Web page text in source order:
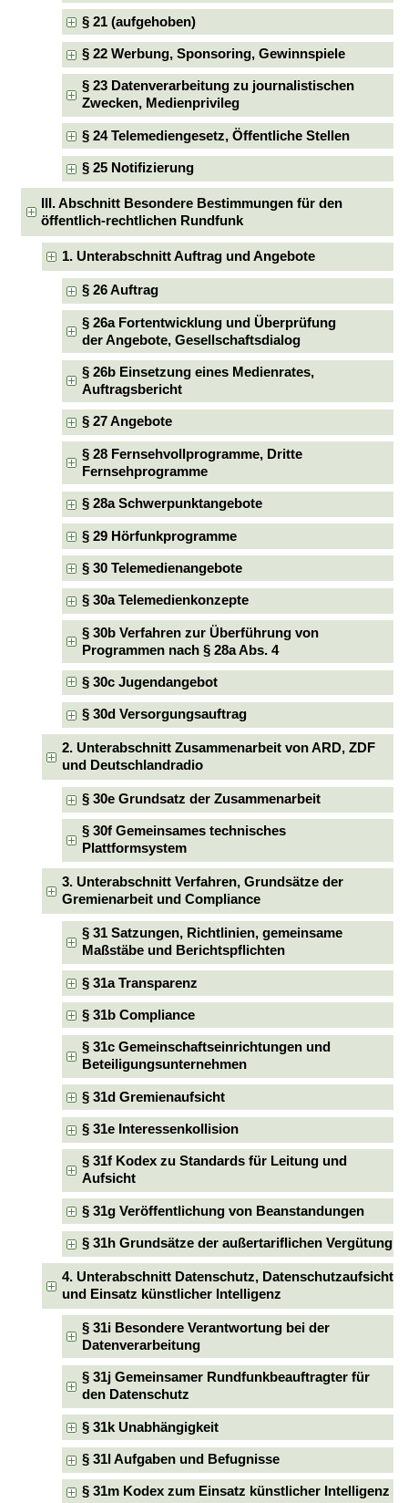
§ 21 (aufgehoben)
§ 22 Werbung, Sponsoring, Gewinnspiele
§ 23 Datenverarbeitung zu journalistischen
Zwecken, Medienprivileg
§ 24 Telemediengesetz, Öffentliche Stellen
§ 25 Notifizierung
III. Abschnitt Besondere Bestimmungen für den
öffentlich-rechtlichen Rundfunk
1. Unterabschnitt Auftrag und Angebote
§ 26 Auftrag
§ 26a Fortentwicklung und Überprüfung
der Angebote, Gesellschaftsdialog
§ 26b Einsetzung eines Medienrates,
Auftragsbericht
§ 27 Angebote
§ 28 Fernsehvollprogramme, Dritte
Fernsehprogramme
§ 28a Schwerpunktangebote
§ 29 Hörfunkprogramme
§ 30 Telemedienangebote
§ 30a Telemedienkonzepte
§ 30b Verfahren zur Überführung von
Programmen nach § 28a Abs. 4
§ 30c Jugendangebot
§ 30d Versorgungsauftrag
2. Unterabschnitt Zusammenarbeit von ARD, ZDF
und Deutschlandradio
§ 30e Grundsatz der Zusammenarbeit
§ 30f Gemeinsames technisches
Plattformsystem
3. Unterabschnitt Verfahren, Grundsätze der
Gremienarbeit und Compliance
§ 31 Satzungen, Richtlinien, gemeinsame
Maßstäbe und Berichtspflichten
§ 31a Transparenz
§ 31b Compliance
§ 31c Gemeinschaftseinrichtungen und
Beteiligungsunternehmen
§ 31d Gremienaufsicht
§ 31e Interessenkollision
§ 31f Kodex zu Standards für Leitung und
Aufsicht
§ 31g Veröffentlichung von Beanstandungen
§ 31h Grundsätze der außertariflichen Vergütung
4. Unterabschnitt Datenschutz, Datenschutzaufsicht
und Einsatz künstlicher Intelligenz
§ 31i Besondere Verantwortung bei der
Datenverarbeitung
§ 31j Gemeinsamer Rundfunkbeauftragter für
den Datenschutz
§ 31k Unabhängigkeit
§ 31l Aufgaben und Befugnisse
§ 31m Kodex zum Einsatz künstlicher Intelligenz